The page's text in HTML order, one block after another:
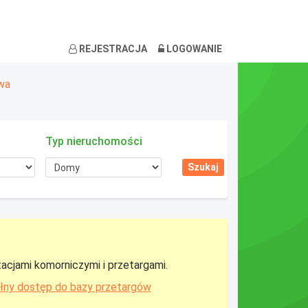
REJESTRACJA LOGOWANIE
Typ nieruchomości
komorniczymi i przetargami.
dostęp do bazy przetargów